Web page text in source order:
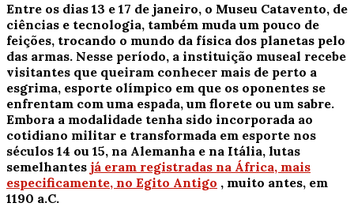
Entre os dias 13 e 17 de janeiro, o Museu Catavento, de
ciências e tecnologia, também muda um pouco de
feições, trocando o mundo da física dos planetas pelo
das armas. Nesse período, a instituição museal recebe
visitantes que queiram conhecer mais de perto a
esgrima, esporte olímpico em que os oponentes se
enfrentam com uma espada, um florete ou um sabre.
Embora a modalidade tenha sido incorporada ao
cotidiano militar e transformada em esporte nos
séculos 14 ou 15, na Alemanha e na Itália, lutas
semelhantes já eram registradas na África, mais
especificamente, no Egito Antigo , muito antes, em
1190 a.C.